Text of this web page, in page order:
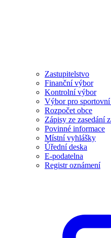
Zastupitelstvo
Finanční výbor
Kontrolní výbor
Výbor pro
Rozpočet obce
Zápisy ze zasedání
Povinné informace
Místní vyhlášky
Úřední deska
E-podatelna
Registr oznámení